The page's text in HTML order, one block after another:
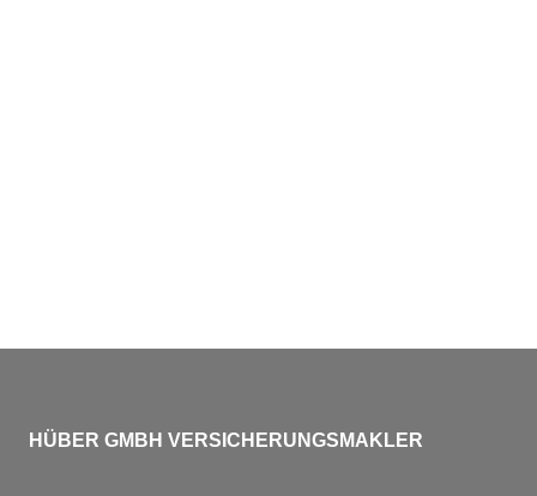
HÜBER GMBH VERSICHERUNGSMAKLER